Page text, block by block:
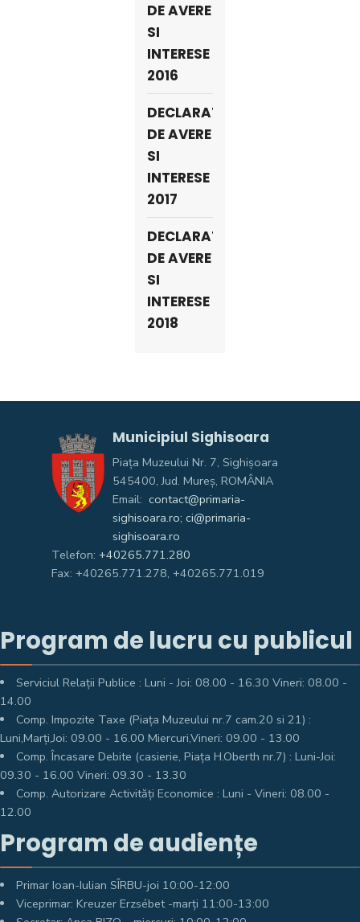
DE AVERE
SI
INTERESE
2016
DECLARATII
DE AVERE
SI
INTERESE
2017
DECLARATII
DE AVERE
SI
INTERESE
2018
Municipiul Sighisoara
Piața Muzeului Nr. 7, Sighişoara
545400, Jud. Mureş, ROMÂNIA
Email: contact@primaria-
sighisoara.ro; ci@primaria-
sighisoara.ro
Telefon: +40265.771.280
Fax: +40265.771.278, +40265.771.019
Program de lucru cu publicul
Serviciul Relații Publice : Luni - Joi: 08.00 - 16.30 Vineri: 08.00 -
14.00
Comp. Impozite Taxe (Piața Muzeului nr.7 cam.20 si 21) :
Luni,Marți,Joi: 09.00 - 16.00 Miercuri,Vineri: 09.00 - 13.00
Comp. Încasare Debite (casierie, Piața H.Oberth nr.7) : Luni-Joi:
09.30 - 16.00 Vineri: 09.30 - 13.30
Comp. Autorizare Activități Economice : Luni - Vineri: 08.00 -
12.00
Program de audiențe
Primar Ioan-Iulian SÎRBU-joi 10:00-12:00
Viceprimar: Kreuzer Erzsébet -marți 11:00-13:00